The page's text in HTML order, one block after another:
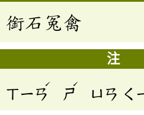
銜石冤禽
注
ㄒㄧㄢ
ˊ
ㄕ
ˊ
ㄩㄢ ㄑ